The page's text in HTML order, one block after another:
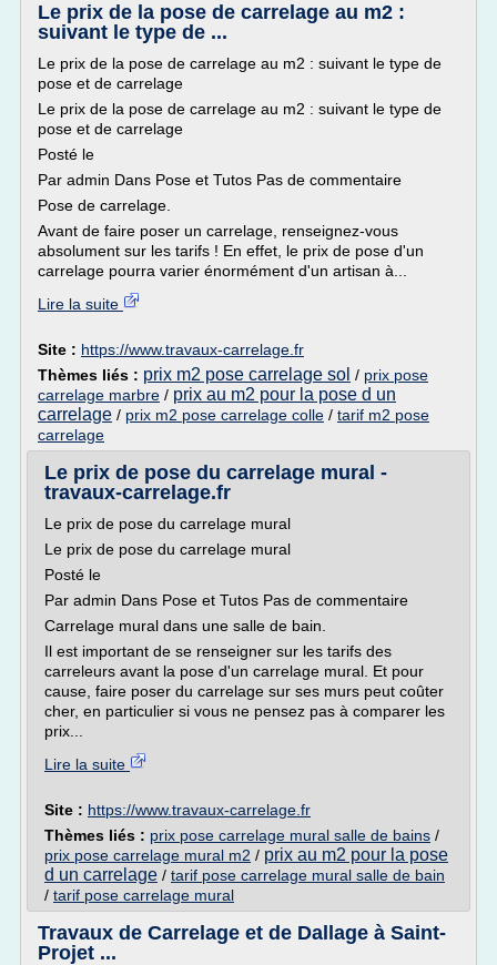
Le prix de la pose de carrelage au m2 :
suivant le type de ...
Le prix de la pose de carrelage au m2 : suivant le type de
pose et de carrelage
Le prix de la pose de carrelage au m2 : suivant le type de
pose et de carrelage
Posté le
Par admin Dans Pose et Tutos Pas de commentaire
Pose de carrelage.
Avant de faire poser un carrelage, renseignez-vous
absolument sur les tarifs ! En effet, le prix de pose d'un
carrelage pourra varier énormément d'un artisan à...
Lire la suite
Site : https://www.travaux-carrelage.fr
Thèmes liés : prix m2 pose carrelage sol / prix pose
carrelage marbre / prix au m2 pour la pose d un
carrelage / prix m2 pose carrelage colle / tarif m2 pose
carrelage
Le prix de pose du carrelage mural -
travaux-carrelage.fr
Le prix de pose du carrelage mural
Le prix de pose du carrelage mural
Posté le
Par admin Dans Pose et Tutos Pas de commentaire
Carrelage mural dans une salle de bain.
Il est important de se renseigner sur les tarifs des
carreleurs avant la pose d'un carrelage mural. Et pour
cause, faire poser du carrelage sur ses murs peut coûter
cher, en particulier si vous ne pensez pas à comparer les
prix...
Lire la suite
Site : https://www.travaux-carrelage.fr
Thèmes liés : prix pose carrelage mural salle de bains /
prix pose carrelage mural m2 / prix au m2 pour la pose
d un carrelage / tarif pose carrelage mural salle de bain
/ tarif pose carrelage mural
Travaux de Carrelage et de Dallage à Saint-
Projet ...